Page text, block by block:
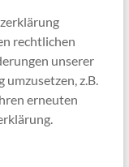
rechtlichen
unserer
z.B.
erneuten